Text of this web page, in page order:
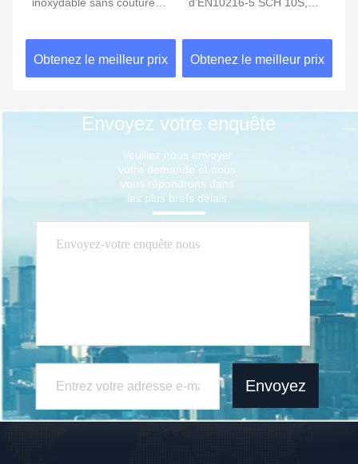
inoxydable sans couture
de SCH80S a adapté aux
besoins du client
Obtenez le meilleur prix
d'EN10216-5 SCH 10S,
de SMLS solides solubles
Obtenez le meilleur prix
Envoyez votre enquête
Veuillez nous envoyer
votre demande et nous
vous répondrons dans
les plus brefs délais.
Envoyez